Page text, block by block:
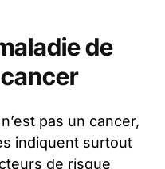
de
pas un cancer,
indiquent surtout
de risque